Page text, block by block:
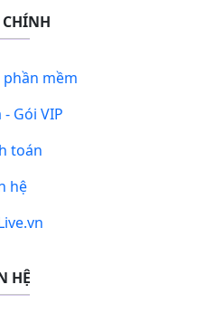
phần mềm
Gói VIP
toán
hệ
HỆ